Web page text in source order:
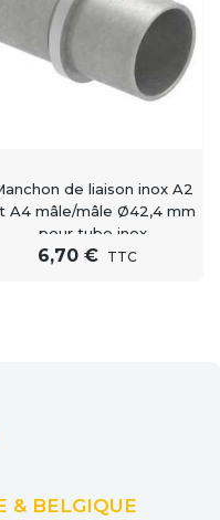
de liaison inox A2
A4 mâle/mâle Ø42,4 mm
pour tube inox
6,70 € TTC
& BELGIQUE